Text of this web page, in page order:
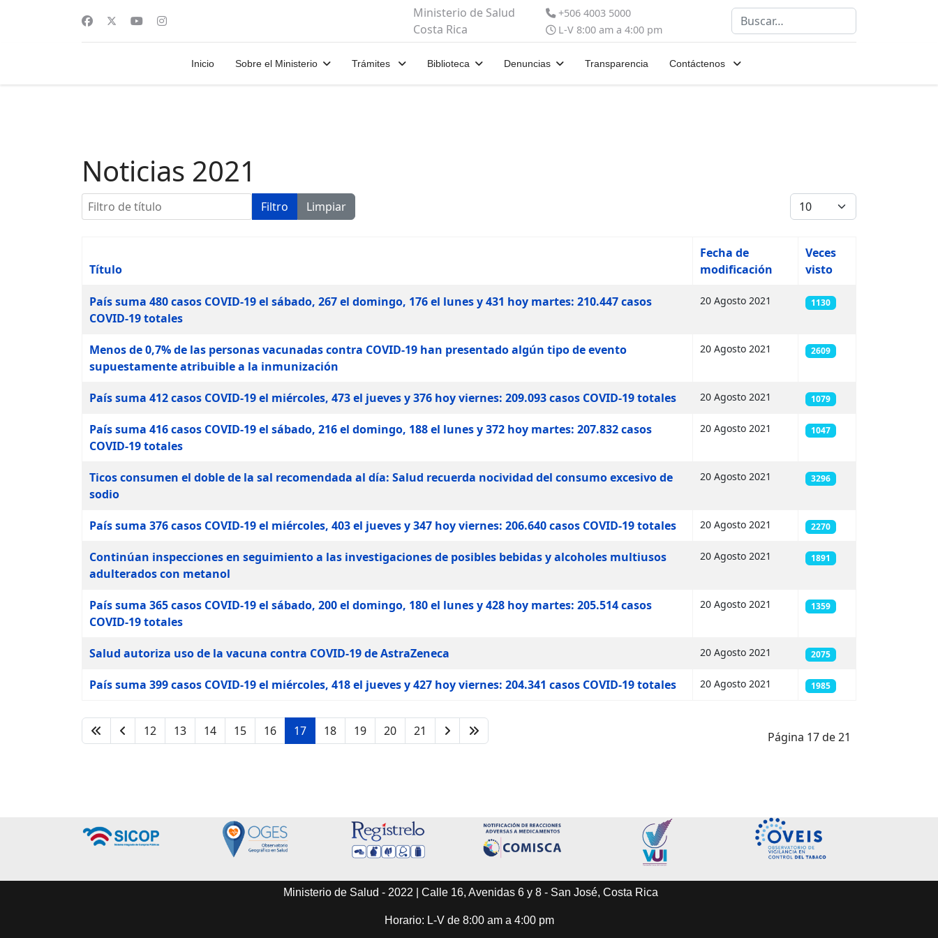
Ministerio de Salud
Costa Rica
+506 4003 5000
L-V 8:00 am a 4:00 pm
Buscar
Inicio Sobre el Ministerio Trámites Biblioteca Denuncias Transparencia Contáctenos
Noticias 2021
Filtro de título Filtro Limpiar Cantidad
Artículos
Título
Fecha de
modificación
Veces
visto
País suma 480 casos COVID-19 el sábado, 267 el domingo, 176 el lunes y 431 hoy martes: 210.447 casos
COVID-19 totales
20 Agosto 2021 1130
Menos de 0,7% de las personas vacunadas contra COVID-19 han presentado algún tipo de evento
supuestamente atribuible a la inmunización
20 Agosto 2021 2609
País suma 412 casos COVID-19 el miércoles, 473 el jueves y 376 hoy viernes: 209.093 casos COVID-19 totales 20 Agosto 2021 1079
País suma 416 casos COVID-19 el sábado, 216 el domingo, 188 el lunes y 372 hoy martes: 207.832 casos
COVID-19 totales
20 Agosto 2021 1047
Ticos consumen el doble de la sal recomendada al día: Salud recuerda nocividad del consumo excesivo de
sodio
20 Agosto 2021 3296
País suma 376 casos COVID-19 el miércoles, 403 el jueves y 347 hoy viernes: 206.640 casos COVID-19 totales 20 Agosto 2021 2270
Continúan inspecciones en seguimiento a las investigaciones de posibles bebidas y alcoholes multiusos
adulterados con metanol
20 Agosto 2021 1891
País suma 365 casos COVID-19 el sábado, 200 el domingo, 180 el lunes y 428 hoy martes: 205.514 casos
COVID-19 totales
20 Agosto 2021 1359
Salud autoriza uso de la vacuna contra COVID-19 de AstraZeneca 20 Agosto 2021 2075
País suma 399 casos COVID-19 el miércoles, 418 el jueves y 427 hoy viernes: 204.341 casos COVID-19 totales 20 Agosto 2021 1985
Página 17 de 21
12 13 14 15 16 17 18 19 20 21
Ministerio de Salud - 2022 | Calle 16, Avenidas 6 y 8 - San José, Costa Rica
Horario: L-V de 8:00 am a 4:00 pm